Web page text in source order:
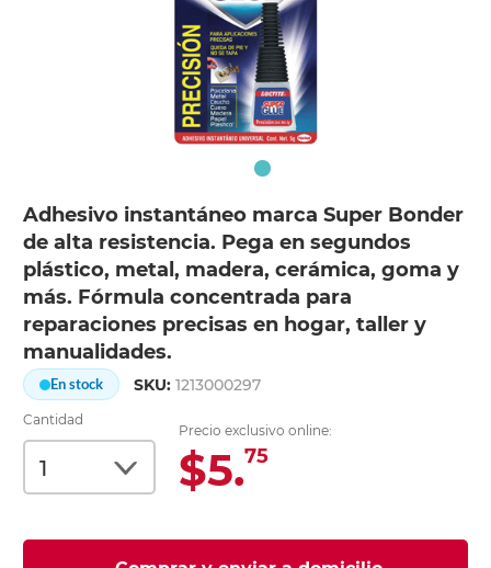
Adhesivo instantáneo marca Super Bonder
de alta resistencia. Pega en segundos
plástico, metal, madera, cerámica, goma y
más. Fórmula concentrada para
reparaciones precisas en hogar, taller y
manualidades.
En stock SKU:1213000297
Cantidad
Precio exclusivo online:
$5.75